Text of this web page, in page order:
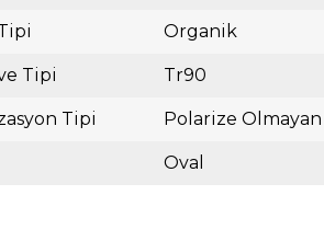
Organik
Tipi Tr90
Tipi Polarize Olmayan
Oval